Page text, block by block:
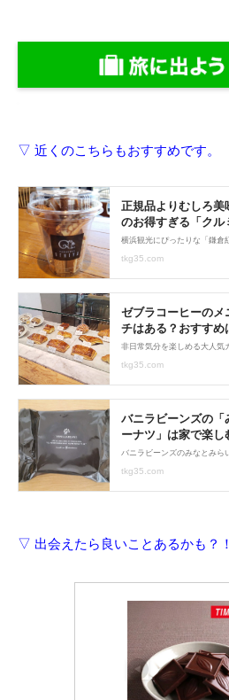
▽ 近くのこちらもおすすめです。
▽ 出会えたら良いことあるかも？！